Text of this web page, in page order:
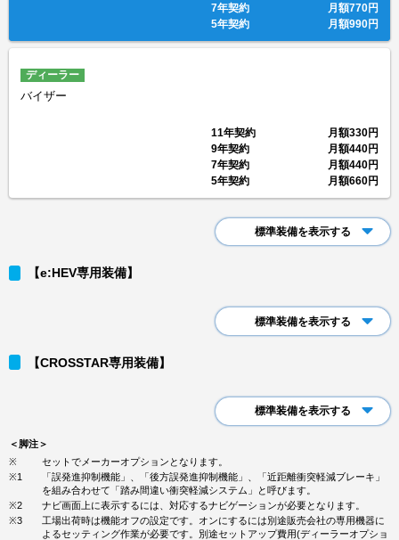
7年契約 月額770円
5年契約
月額990円
ディーラー
バイザー
11年契約 月額330円
9年契約
月額440円
7年契約
月額440円
5年契約
月額660円
標準装備を表示する
【e:HEV専用装備】
標準装備を表示する
【CROSSTAR専用装備】
標準装備を表示する
＜脚注＞
※
セットでメーカーオプションとなります。
※1
「誤発進抑制機能」、「後方誤発進抑制機能」、「近距離衝突軽減ブレーキ」
を組み合わせて「踏み間違い衝突軽減システム」と呼びます。
※2
ナビ画面上に表示するには、対応するナビゲーションが必要となります。
※3
工場出荷時は機能オフの設定です。オンにするには別途販売会社の専用機器に
よるセッティング作業が必要です。別途セットアップ費用(ディーラーオプショ